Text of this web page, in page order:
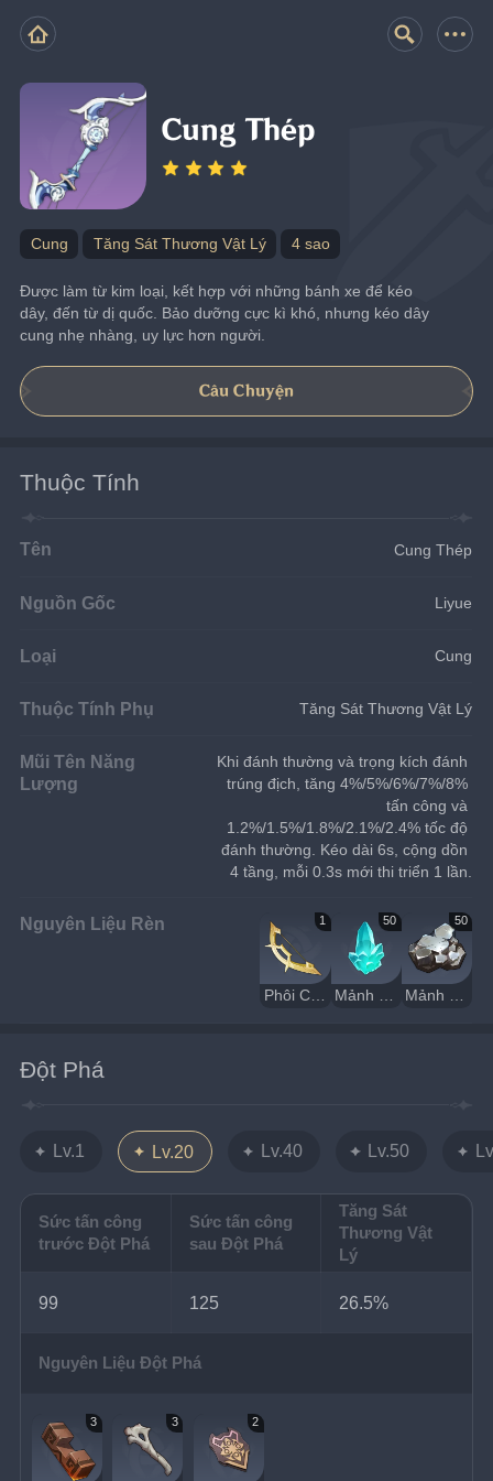
Cung Thép
Cung Tăng Sát Thương Vật Lý 4 sao
Được làm từ kim loại, kết hợp với những bánh xe để kéo
dây, đến từ dị quốc. Bảo dưỡng cực kì khó, nhưng kéo dây
cung nhẹ nhàng, uy lực hơn người.
Câu Chuyện
Thuộc Tính
Tên Cung Thép
Nguồn Gốc Liyue
Loại Cung
Thuộc Tính Phụ Tăng Sát Thương Vật Lý
Mũi Tên Năng
Lượng
Khi đánh thường và trọng kích đánh
trúng địch, tăng 4%/5%/6%/7%/8%
tấn công và
1.2%/1.5%/1.8%/2.1%/2.4% tốc độ
đánh thường. Kéo dài 6s, cộng dồn
4 tầng, mỗi 0.3s mới thi triển 1 lần.
Nguyên Liệu Rèn 1
Phôi Cung Bắc Lục
50
Mảnh Pha Lê
50
Mảnh Sắt Trắng
Đột Phá
Lv.1 Lv.20 Lv.40 Lv.50
Sức tấn công
trước Đột Phá
Sức tấn công
sau Đột Phá
Tăng Sát
Thương Vật
Lý
99 125 26.5%
Nguyên Liệu Đột Phá
3 3 2